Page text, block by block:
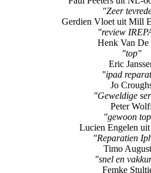
"Zeer
Gerdien Vloet uit Mill
"review
Henk Van De
"top"
Eric
"ipad
Jo
"Geweldige
Peter
"gewoon
Lucien Engelen
"Reparatien
Timo
"snel en
Femke